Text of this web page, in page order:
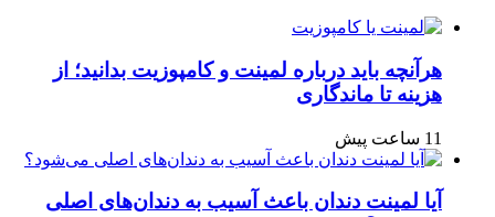
هرآنچه باید درباره لمینت و کامپوزیت بدانید؛ از
هزینه تا ماندگاری
11 ساعت پیش
آیا لمینت دندان باعث آسیب به دندان‌های اصلی